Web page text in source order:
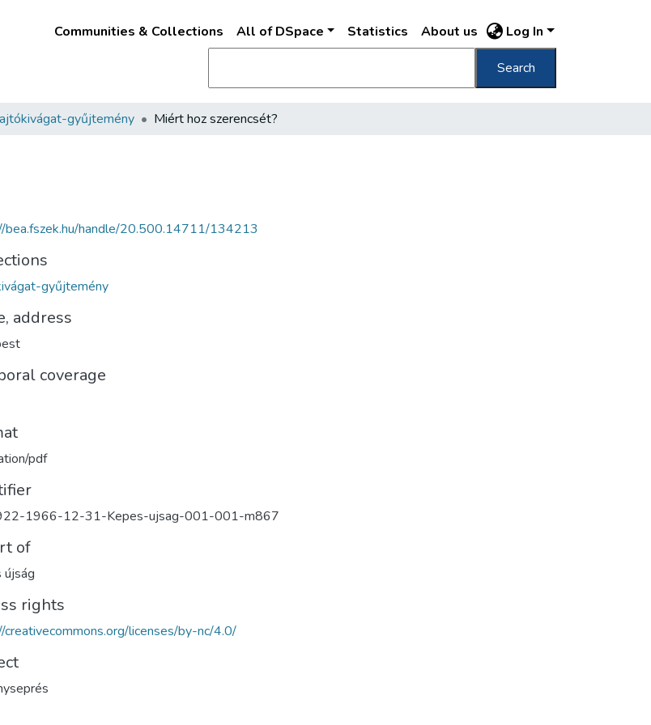
Communities & Collections All of DSpace Statistics About us Log In
Search
gyűjtemény Miért hoz szerencsét?
bea.fszek.hu/handle/20.500.14711/134213
gyűjtemény
address
coverage
pdf
1966-12-31-Kepes-ujsag-001-001-m867
of
újság
rights
creativecommons.org/licenses/by-nc/4.0/